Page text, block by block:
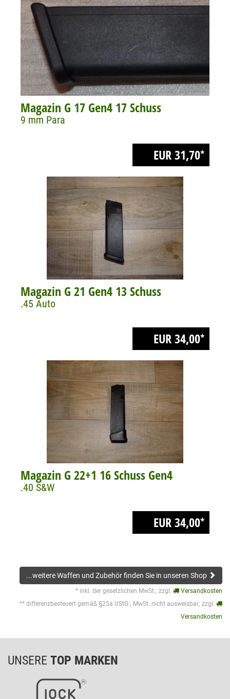
Magazin G 17 Gen4 17 Schuss
9 mm Para
EUR 31,70*
Magazin G 21 Gen4 13 Schuss
.45 Auto
EUR 34,00*
Magazin G 22+1 16 Schuss Gen4
.40 S&W
EUR 34,00*
...weitere Waffen und Zubehör finden Sie in unseren Shop
* inkl. der gesetzlichen MwSt.; zzgl.
Versandkosten
** differenzbesteuert gemäß §25a UStG.; MwSt. nicht ausweisbar; zzgl.
Versandkosten
UNSERE TOP MARKEN